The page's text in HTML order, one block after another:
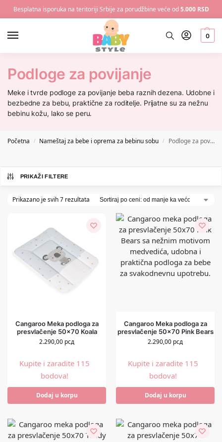
Besplatna isporuka na teritoriji Srbije za porudžbine veće od5.000 RSD
0
Podloge za povijanje
Meke i tvrde podloge za povijanje beba raznih dezena. Udobne i
bezbedne za bebu, praktične za roditelje. Prijatne su za nežnu
bebinu kožu, lako se peru.
Početna / Nameštaj za bebe i oprema za bebinu sobu / Podloge za povijanje
PRIKAŽI FILTERE
Prikazano je svih 7 rezultata
Cangaroo Meka podloga za
presvlačenje 50×70 Koala
2.290,00 рсд
Kupite i zaradite 115
bodova!
Dodaj u korpu
Cangaroo Meka podloga za
presvlačenje 50×70 Pink Bears
2.290,00 рсд
Kupite i zaradite 115
bodova!
Dodaj u korpu